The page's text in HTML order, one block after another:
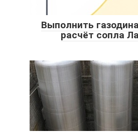
Выполнить
расчёт сопла